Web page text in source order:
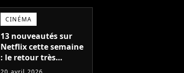
CINÉMA
13 nouveautés sur
Netflix cette semaine
: le retour très
attendu de Hawkins